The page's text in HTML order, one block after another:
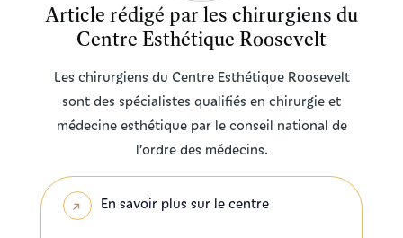
Article rédigé par les chirurgiens du
Centre Esthétique Roosevelt
Les chirurgiens du Centre Esthétique Roosevelt
sont des spécialistes qualifiés en chirurgie et
médecine esthétique par le conseil national de
l’ordre des médecins.
En savoir plus sur le centre